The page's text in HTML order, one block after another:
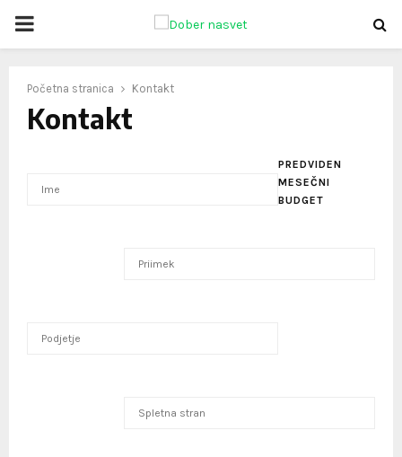
PRIMARY
Početna stranica Kontakt
Kontakt
PREDVIDEN
MESEČNI
BUDGET